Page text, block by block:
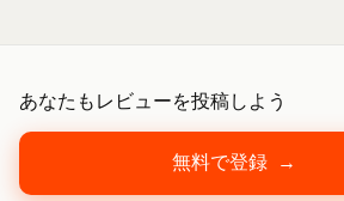
あなたもレビューを投稿しよう
無料で登録 →